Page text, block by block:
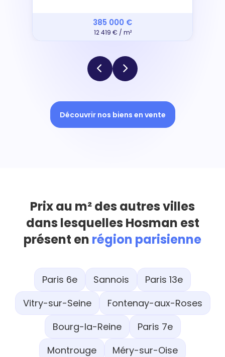
385 000 €
12 419 € / m²
Découvrir nos biens en vente
Prix au m² des autres villes
dans lesquelles Hosman est
présent en région parisienne
Paris 6e Sannois
Paris 13e
Vitry-sur-Seine
Fontenay-aux-Roses
Bourg-la-Reine
Paris 7e
Montrouge
Méry-sur-Oise